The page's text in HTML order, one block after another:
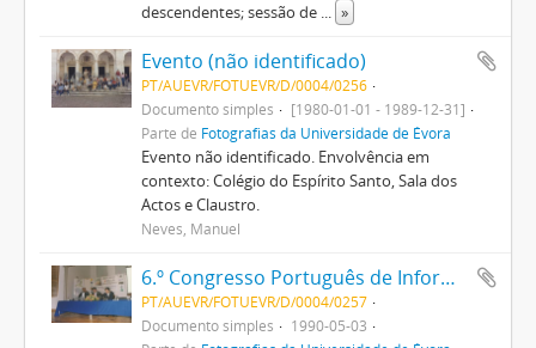
descendentes; sessão de ... »
Evento (não identificado)
PT/AUEVR/FOTUEVR/D/0004/0256
Documento simples
[1980-01-01 - 1989-12-31]
Parte de Fotografias da Universidade de Évora
Evento não identificado. Envolvência em
contexto: Colégio do Espírito Santo, Sala dos
Actos e Claustro.
Neves, Manuel
6.º Congresso Português de Informática
PT/AUEVR/FOTUEVR/D/0004/0257
Documento simples
1990-05-03